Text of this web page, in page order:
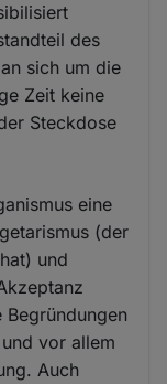
des
sich um die
Zeit keine
Steckdose
eine
(der
und
Begründungen
vor allem
Auch